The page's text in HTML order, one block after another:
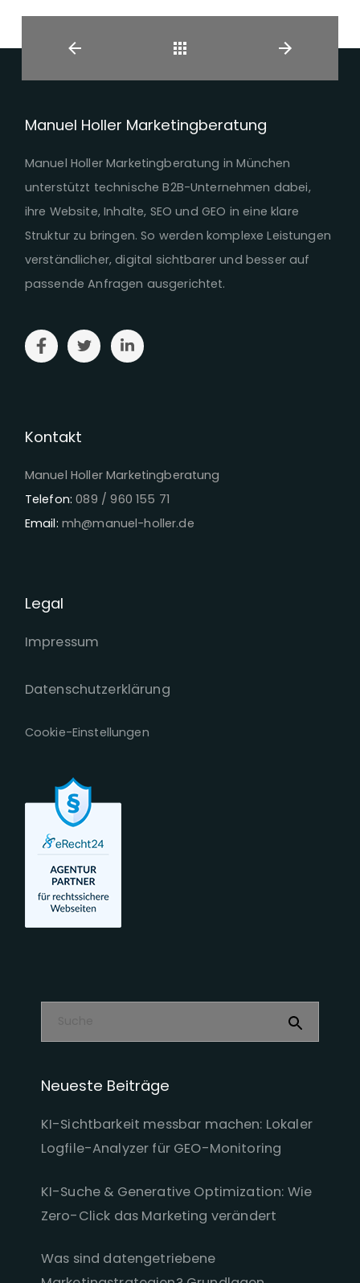
Manuel Holler Marketingberatung
Manuel Holler Marketingberatung in München
unterstützt technische B2B-Unternehmen dabei,
ihre Website, Inhalte, SEO und GEO in eine klare
Struktur zu bringen. So werden komplexe Leistungen
verständlicher, digital sichtbarer und besser auf
passende Anfragen ausgerichtet.
Kontakt
Manuel Holler Marketingberatung
Telefon: 089 / 960 155 71
Email: mh@manuel-holler.de
Legal
Impressum
Datenschutzerklärung
Cookie-Einstellungen
Neueste Beiträge
KI-Sichtbarkeit messbar machen: Lokaler
Logfile-Analyzer für GEO-Monitoring
KI-Suche & Generative Optimization: Wie
Zero-Click das Marketing verändert
Was sind datengetriebene